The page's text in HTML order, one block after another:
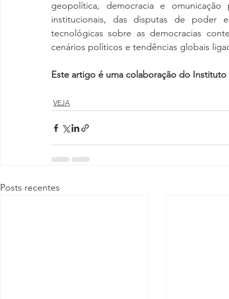
geopolítica, democracia e
institucionais, das disputas de poder
tecnológicas sobre as democracias
cenários políticos e tendências globais
Este artigo é uma colaboração do
VEJA
Posts recentes